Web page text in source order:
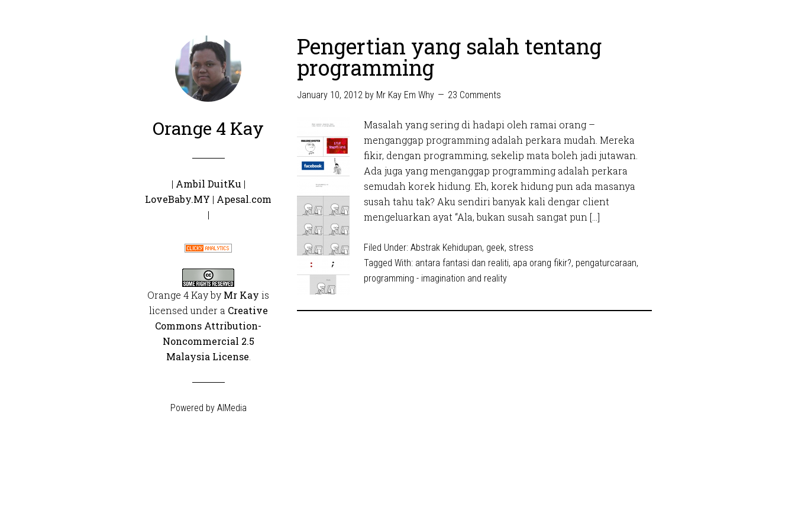
Orange 4 Kay
| Ambil DuitKu |
LoveBaby.MY | Apesal.com
|
Orange 4 Kayby Mr Kay is
licensed under a Creative
Commons Attribution-
Noncommercial 2.5
Malaysia License
Powered by AIMedia
Pengertian yang salah tentang
programming
January 10, 2012 by Mr Kay Em Why 23 Comments
Masalah yang sering di hadapi oleh ramai orang –
menganggap programming adalah perkara mudah. Mereka
fikir, dengan programming, sekelip mata boleh jadi jutawan.
Ada juga yang menganggap programming adalah perkara
semudah korek hidung. Eh, korek hidung pun ada masanya
susah tahu tak? Aku sendiri banyak kali dengar client
mengeluarkan ayat “Ala, bukan susah sangat pun […]
Filed Under: Abstrak Kehidupan, geek, stress
Tagged With: antara fantasi dan realiti, apa orang fikir?, pengaturcaraan,
programming - imagination and reality